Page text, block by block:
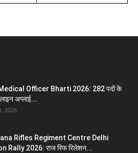
Officer Bharti 2026: 282 पदों के
अप्लाई...
2026
Rifles Regiment Centre Delhi
Rally 2026: राज रिफ रिलेशन...